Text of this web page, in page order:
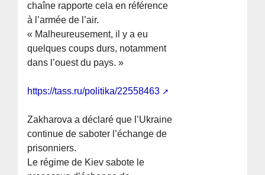
chaîne rapporte cela en référence
à l’armée de l’air.
« Malheureusement, il y a eu
quelques coups durs, notamment
dans l’ouest du pays. »
https://tass.ru/politika/22558463
Zakharova a déclaré que l’Ukraine
continue de saboter l’échange de
prisonniers.
Le régime de Kiev sabote le